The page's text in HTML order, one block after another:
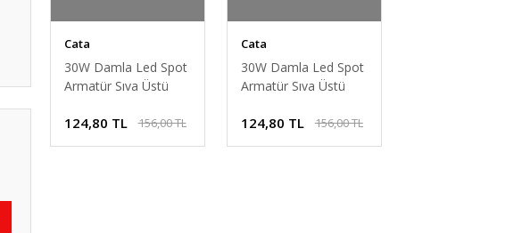
Cata
30W Damla Led Spot
Armatür Sıva Üstü
5273 Gün Işığı
124,80 TL 156,00 TL
Cata
30W Damla Led Spot
Armatür Sıva Üstü
Cata Ct 5273
124,80 TL 156,00 TL